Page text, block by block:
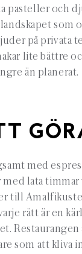
pasteller och
som
på privata
lite bättre
än planerat.
med
lata
till
rätt är en
som att kliva